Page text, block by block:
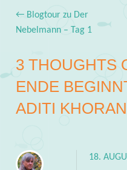
Post
←Blogtour zu Der
Nebelmann – Tag 1
3 THOUGHTS
ENDE
ADITI
18.